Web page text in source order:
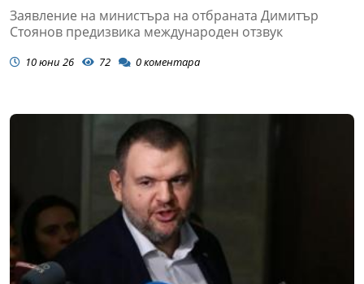
Заявление на министъра на отбраната Димитър
Стоянов предизвика международен отзвук
10 юни 26 72 0коментара